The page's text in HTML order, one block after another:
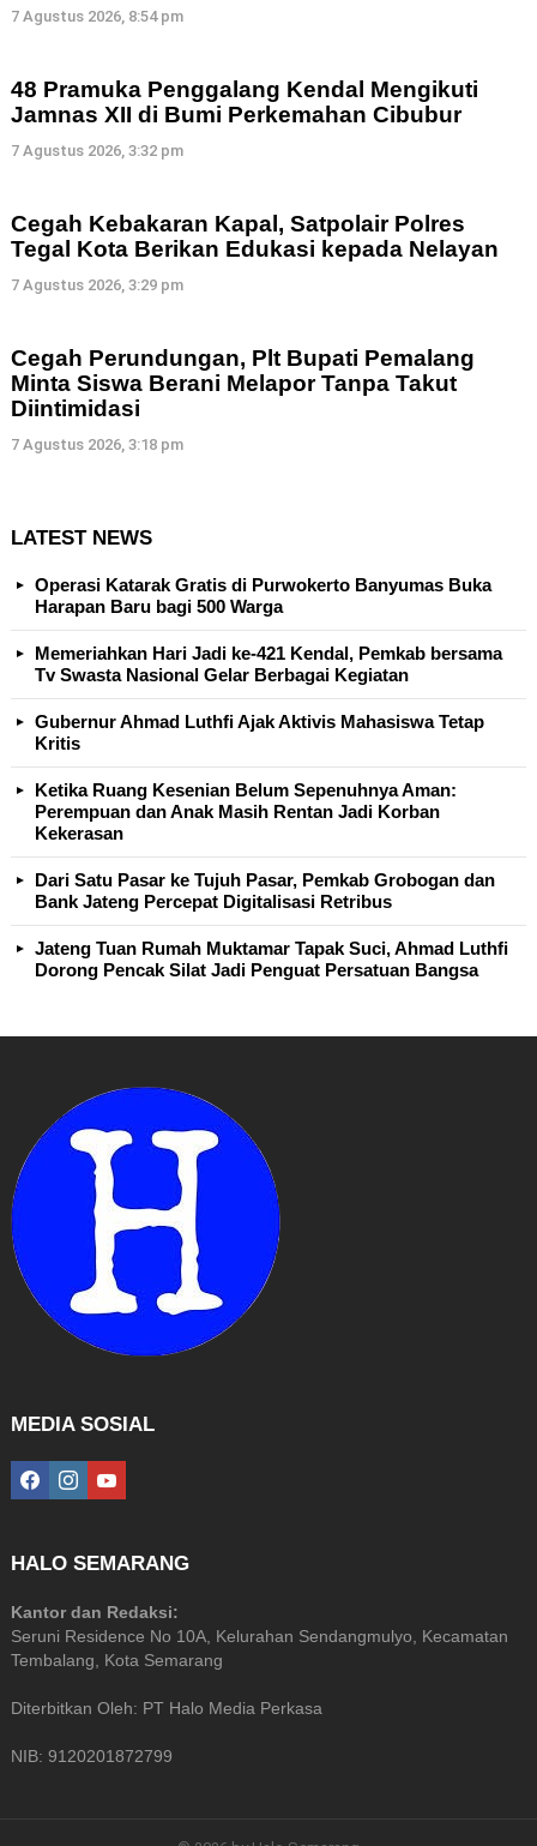
7 Agustus 2026, 8:54 pm
48 Pramuka Penggalang Kendal Mengikuti
Jamnas XII di Bumi Perkemahan Cibubur
7 Agustus 2026, 3:32 pm
Cegah Kebakaran Kapal, Satpolair Polres
Tegal Kota Berikan Edukasi kepada Nelayan
7 Agustus 2026, 3:29 pm
Cegah Perundungan, Plt Bupati Pemalang
Minta Siswa Berani Melapor Tanpa Takut
Diintimidasi
7 Agustus 2026, 3:18 pm
LATEST NEWS
Operasi Katarak Gratis di Purwokerto Banyumas Buka
Harapan Baru bagi 500 Warga
Memeriahkan Hari Jadi ke-421 Kendal, Pemkab bersama
Tv Swasta Nasional Gelar Berbagai Kegiatan
Gubernur Ahmad Luthfi Ajak Aktivis Mahasiswa Tetap
Kritis
Ketika Ruang Kesenian Belum Sepenuhnya Aman:
Perempuan dan Anak Masih Rentan Jadi Korban
Kekerasan
Dari Satu Pasar ke Tujuh Pasar, Pemkab Grobogan dan
Bank Jateng Percepat Digitalisasi Retribus
Jateng Tuan Rumah Muktamar Tapak Suci, Ahmad Luthfi
Dorong Pencak Silat Jadi Penguat Persatuan Bangsa
MEDIA SOSIAL
facebookinstagramyoutube
HALO SEMARANG
Kantor dan Redaksi:
Seruni Residence No 10A, Kelurahan Sendangmulyo, Kecamatan
Tembalang, Kota Semarang
Diterbitkan Oleh: PT Halo Media Perkasa
NIB: 9120201872799